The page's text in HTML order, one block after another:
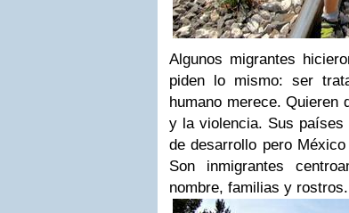
Algunos migrantes
piden lo mismo: ser
humano merece. Quieren
y la violencia. Sus países
de desarrollo pero
Son inmigrantes
nombre, familias y rostros.